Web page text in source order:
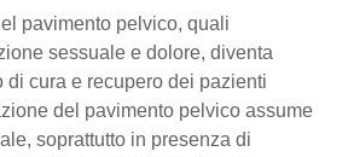
pavimento pelvico, quali
sessuale e dolore, diventa
di cura e recupero dei pazienti
del pavimento pelvico assume
soprattutto in presenza di